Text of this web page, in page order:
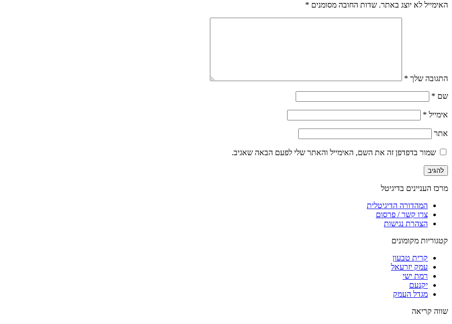
האימייל לא יוצג באתר. שדות החובה מסומנים *
התגובה שלך *
שם *
אימייל *
אתר
שמור בדפדפן זה את השם, האימייל והאתר שלי לפעם הבאה שאגיב.
מרכז העניינים בדיגיטל
המהדורה הדיגיטלית
צרו קשר / פרסום
הצהרת נגישות
קטגוריות מקומונים
קרית טבעון
עמק יזרעאל
רמת ישי
יקנעם
מגדל העמק
שווה קריאה